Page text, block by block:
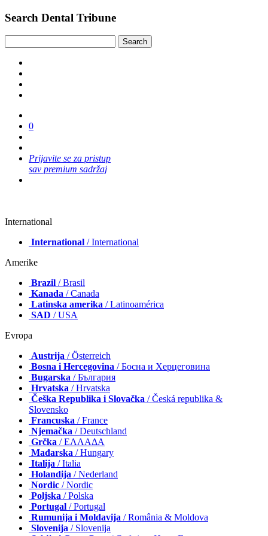
Search Dental Tribune
0
Prijavite se za pristup
sav premium sadržaj
International
International / International
Amerike
Brazil / Brasil
Kanada / Canada
Latinska amerika / Latinoamérica
SAD / USA
Evropa
Austrija / Österreich
Bosna i Hercegovina / Босна и Херцеговина
Bugarska / България
Hrvatska / Hrvatska
Češka Republika i Slovačka / Česká republika &
Slovensko
Francuska / France
Njemačka / Deutschland
Grčka / ΕΛΛΑΔΑ
Mađarska / Hungary
Italija / Italia
Holandija / Nederland
Nordic / Nordic
Poljska / Polska
Portugal / Portugal
Rumunija i Moldavija / România & Moldova
Slovenija / Slovenija